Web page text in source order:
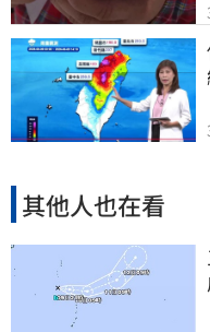
其他人也在看